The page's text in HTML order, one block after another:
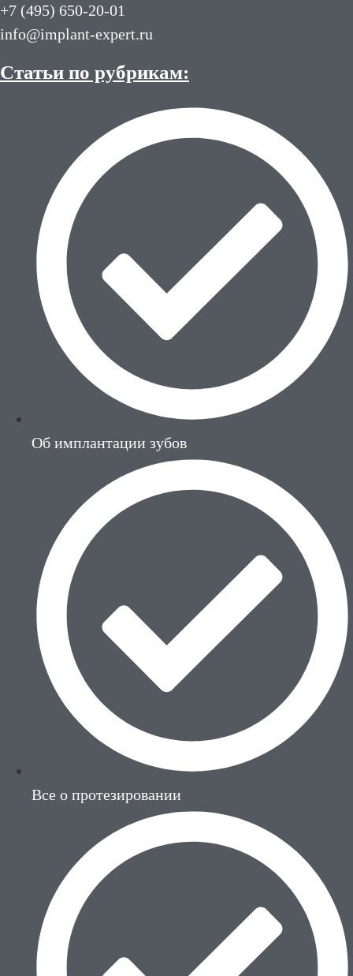
+7 (495) 650-20-01
info@implant-expert.ru
Статьи по рубрикам:
Об имплантации зубов
Все о протезировании